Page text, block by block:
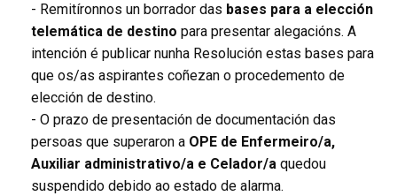
- Remitíronnos un borrador das bases para a elección
telemática de destino para presentar alegacións. A
intención é publicar nunha Resolución estas bases para
que os/as aspirantes coñezan o procedemento de
elección de destino.
- O prazo de presentación de documentación das
persoas que superaron a OPE de Enfermeiro/a,
Auxiliar administrativo/a e Celador/a quedou
suspendido debido ao estado de alarma.